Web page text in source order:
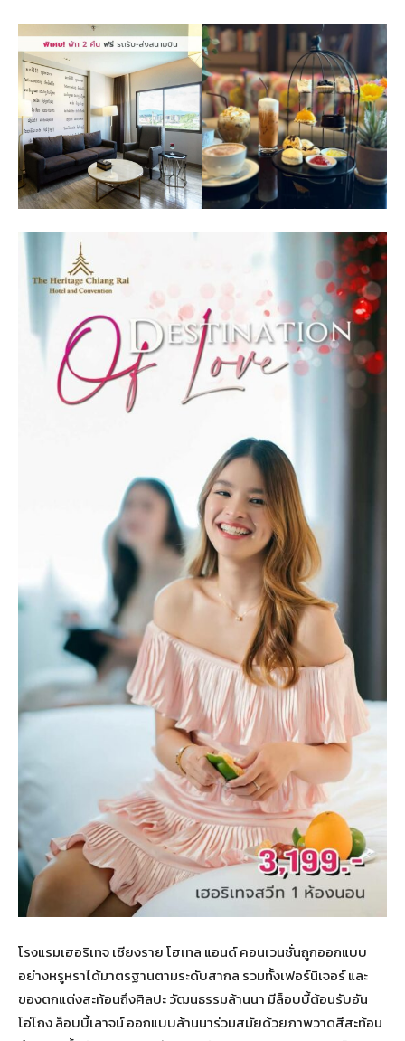
โรงแรมเฮอริเทจ เชียงราย โฮเทล แอนด์ คอนเวนชั่นถูกออกแบบ
อย่างหรูหราได้มาตรฐานตามระดับสากล รวมทั้งเฟอร์นิเจอร์ และ
ของตกแต่งสะท้อนถึงศิลปะ วัฒนธรรมล้านนา มีล็อบบี้ต้อนรับอัน
โอ่โถง ล็อบบี้เลาจน์ ออกแบบล้านนาร่วมสมัยด้วยภาพวาดสีสะท้อน